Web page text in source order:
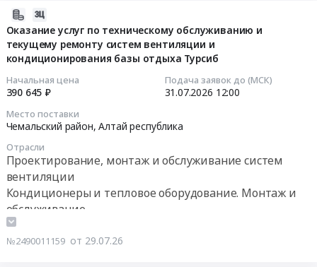
Оказание услуг по техническому обслуживанию и
текущему ремонту систем вентиляции и
кондиционирования базы отдыха Турсиб
Начальная цена
390 645 ₽
Подача заявок до (МСК)
31.07.2026 12:00
Место поставки
Чемальский район,Алтай республика
Отрасли
Проектирование, монтаж и обслуживание систем
вентиляции
Кондиционеры и тепловое оборудование. Монтаж и
обслуживание
№2490011159 от 29.07.26